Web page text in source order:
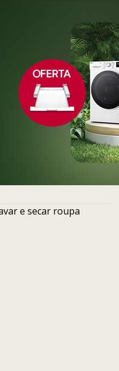
e secar roupa